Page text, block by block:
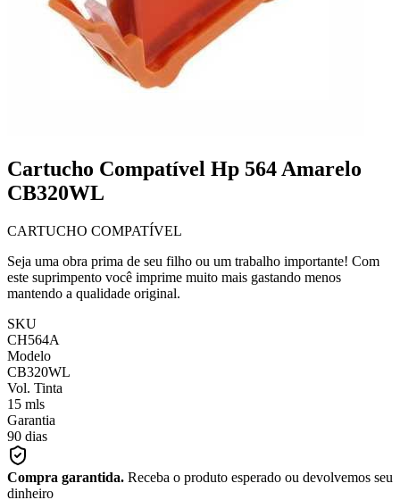
Cartucho Compatível Hp 564 Amarelo
CB320WL
CARTUCHO COMPATÍVEL
Seja uma obra prima de seu filho ou um trabalho importante! Com
este suprimpento você imprime muito mais gastando menos
mantendo a qualidade original.
SKU
CH564A
Modelo
CB320WL
Vol. Tinta
15 mls
Garantia
90 dias
Compra garantida. Receba o produto esperado ou devolvemos seu
dinheiro